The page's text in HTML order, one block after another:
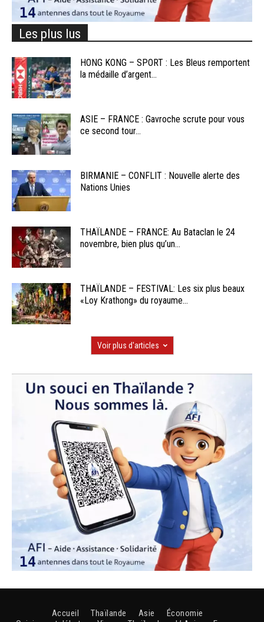
Les plus lus
HONG KONG – SPORT : Les Bleus remportent
la médaille d’argent...
ASIE – FRANCE : Gavroche scrute pour vous
ce second tour...
BIRMANIE – CONFLIT : Nouvelle alerte des
Nations Unies
THAÏLANDE – FRANCE: Au Bataclan le 24
novembre, bien plus qu’un...
THAÏLANDE – FESTIVAL: Les six plus beaux
«Loy Krathong» du royaume...
Voir plus d'articles
Accueil Thaïlande Asie
Économie